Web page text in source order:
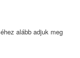
alább adjuk meg